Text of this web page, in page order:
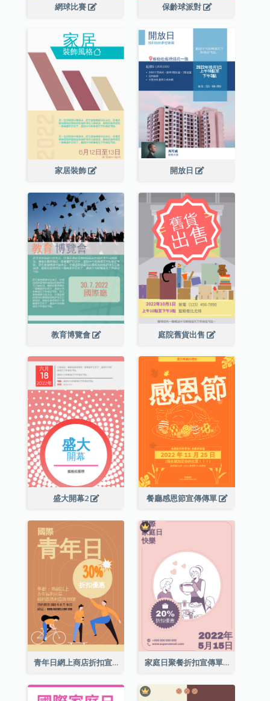
網球比賽 保齡球派對
家居裝飾 開放日
教育博覽會 庭院舊貨出售
盛大開幕2 餐廳感恩節宣傳傳單
青年日網上商店折扣宣傳單張 家庭日聚餐折扣宣傳單張